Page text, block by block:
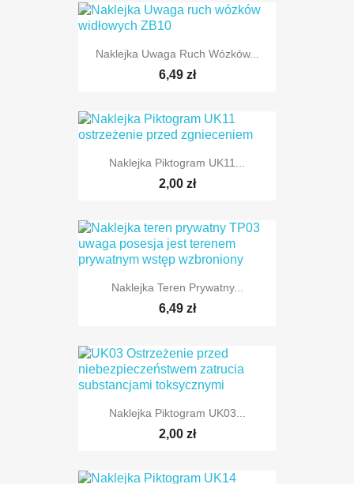
Naklejka Uwaga Ruch Wózków...
6,49 zł
Naklejka Piktogram UK11...
2,00 zł
Naklejka Teren Prywatny...
6,49 zł
Naklejka Piktogram UK03...
2,00 zł